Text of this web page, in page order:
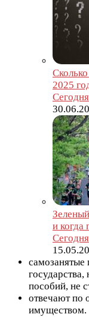
2025
Сегодня
и когда
Сегодня
самозанятые
пособий, не
отвечают по
имуществом.